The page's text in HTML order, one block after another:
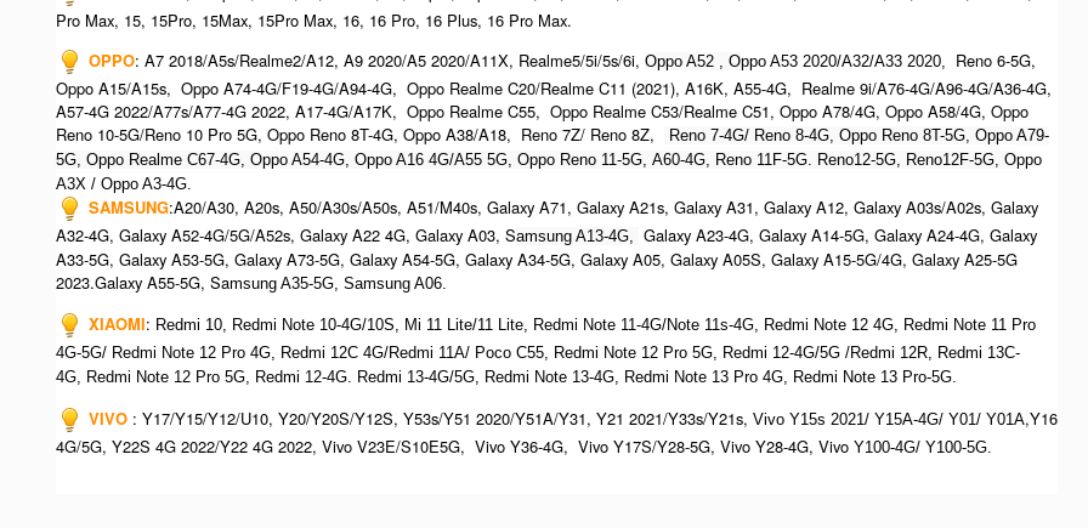
Pro Max, 15, 15Pro, 15Max, 15Pro Max, 16, 16 Pro, 16 Plus, 16 Pro Max.​
OPPO: A7 2018/A5s/Realme2/A12, A9 2020/A5 2020/A11X, Realme5/5i/5s/6i, Oppo A52 , Oppo A53 2020/A32/A33 2020,
Reno 6-5G,
Oppo A15/A15s, Oppo A74-4G/F19-4G/A94-4G, Oppo Realme C20/Realme C11 (2021), A16K, A55-4G, Realme 9i/A76-4G/A96-4G/A36-4G,
A57-4G 2022/A77s/A77-4G 2022, A17-4G/A17K, Oppo Realme C55, Oppo Realme C53/Realme C51, Oppo A78/4G, Oppo A58/4G, Oppo
Reno 10-5G/Reno 10 Pro 5G, Oppo Reno 8T-4G, Oppo A38/A18, Reno 7Z/ Reno 8Z,
Reno 7-4G/ Reno 8-4G, Oppo Reno 8T-5G, Oppo A79-
5G, Oppo Realme C67-4G, Oppo A54-4G, Oppo A16 4G/A55 5G, Oppo Reno 11-5G, A60-4G, Reno 11F-5G. Reno12-5G, Reno12F-5G, Oppo
A3X / Oppo A3-4G.
SAMSUNG:A20/A30, A20s, A50/A30s/A50s, A51/M40s, Galaxy A71, Galaxy A21s, Galaxy A31, Galaxy A12, Galaxy A03s/A02s, Galaxy
A32-4G, Galaxy A52-4G/5G/A52s, Galaxy A22 4G, Galaxy A03, Samsung A13-4G,
Galaxy A23-4G, Galaxy A14-5G, Galaxy A24-4G, Galaxy
A33-5G, Galaxy A53-5G, Galaxy A73-5G, Galaxy A54-5G, Galaxy A34-5G, Galaxy A05, Galaxy A05S, Galaxy A15-5G/4G, Galaxy A25-5G
2023.Galaxy A55-5G, Samsung A35-5G, Samsung A06.
XIAOMI: Redmi 10, Redmi Note 10-4G/10S, Mi 11 Lite/11 Lite, Redmi Note 11-4G/Note 11s-4G, Redmi Note 12 4G, Redmi Note 11 Pro
4G-5G/ Redmi Note 12 Pro 4G, Redmi 12C 4G/Redmi 11A/ Poco C55, Redmi Note 12 Pro 5G, Redmi 12-4G/5G /Redmi 12R, Redmi 13C-
4G, Redmi Note 12 Pro 5G, Redmi 12-4G. Redmi 13-4G/5G, Redmi Note 13-4G, Redmi Note 13 Pro 4G, Redmi Note 13 Pro-5G.
VIVO : Y17/Y15/Y12/U10, Y20/Y20S/Y12S, Y53s/Y51 2020/Y51A/Y31, Y21 2021/Y33s/Y21s, Vivo Y15s 2021/ Y15A-4G/ Y01/ Y01A,Y16
4G/5G, Y22S 4G 2022/Y22 4G 2022, Vivo V23E/S10E5G, Vivo Y36-4G, Vivo Y17S/Y28-5G, Vivo Y28-4G, Vivo Y100-4G/ Y100-5G.